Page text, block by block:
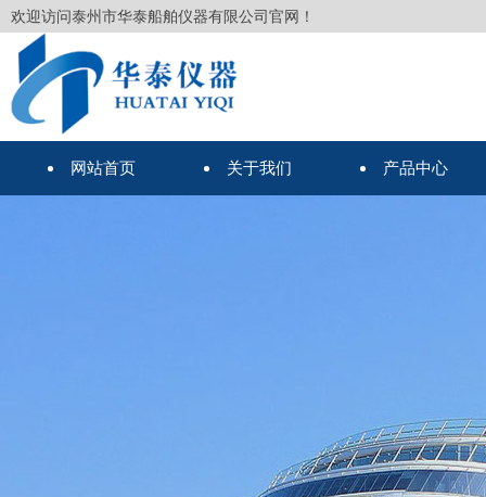
欢迎访问泰州市华泰船舶仪器有限公司官网！
网站首页 关于我们 产品中心